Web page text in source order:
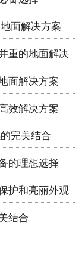
面解决方案
重的地面解决
面解决方案
效解决方案
完美结合
的理想选择
护和亮丽外观
结合